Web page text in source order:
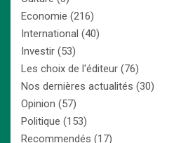
Economie (216)
International (40)
Investir (53)
Les choix de l'éditeur (76)
Nos dernières actualités (30)
Opinion (57)
Politique (153)
Recommendés (17)